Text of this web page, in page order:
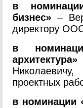
в
бизнес» –
директору
в
архитектура»
проектных
в номинации